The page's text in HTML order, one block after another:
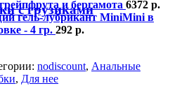
с грузиками
и бергамота 6372 р.
гель-лубрикант MiniMini в
- 4 гр. 292 р.
nodiscount, Анальные
, Для нее